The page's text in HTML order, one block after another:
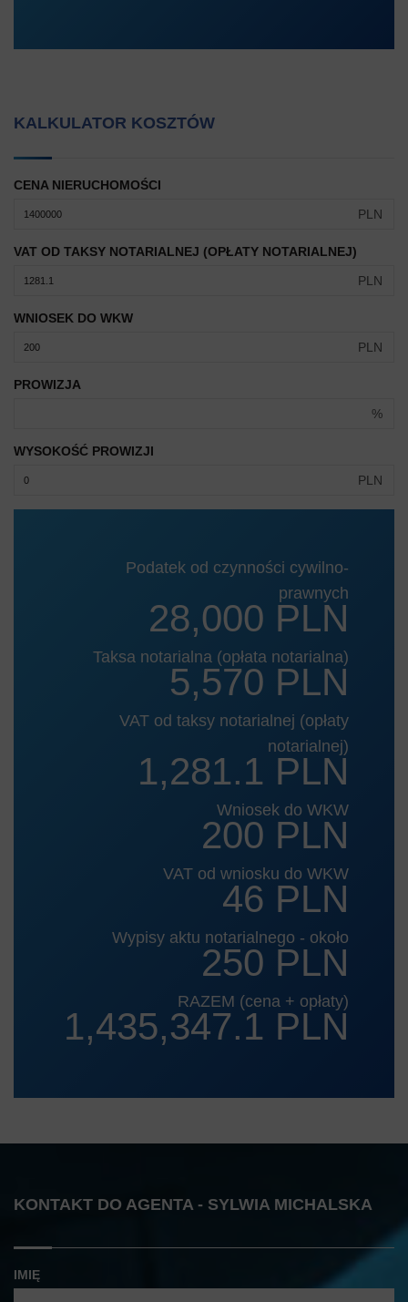
KALKULATOR KOSZTÓW
CENA NIERUCHOMOŚCI
PLN
VAT OD TAKSY NOTARIALNEJ (OPŁATY NOTARIALNEJ)
PLN
WNIOSEK DO WKW
PLN
PROWIZJA
%
WYSOKOŚĆ PROWIZJI
PLN
Podatek od czynności cywilno-
prawnych
28,000 PLN
Taksa notarialna (opłata notarialna)
5,570 PLN
VAT od taksy notarialnej (opłaty
notarialnej)
1,281.1 PLN
Wniosek do WKW
200 PLN
VAT od wniosku do WKW
46 PLN
Wypisy aktu notarialnego - około
250 PLN
RAZEM (cena + opłaty)
1,435,347.1 PLN
KONTAKT DO AGENTA - SYLWIA MICHALSKA
IMIĘ